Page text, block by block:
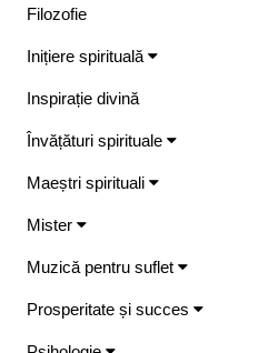
Filozofie
Inițiere spirituală
Inspirație divină
Învățături spirituale
Maeștri spirituali
Mister
Muzică pentru suflet
Prosperitate și succes